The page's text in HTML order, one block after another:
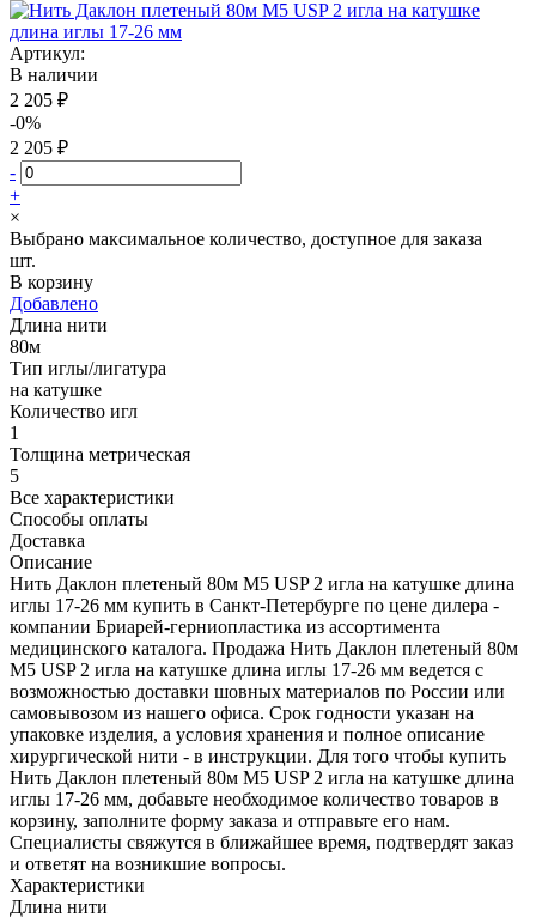
Артикул:
В наличии
2 205 ₽
-0%
2 205 ₽
-
+
×
Выбрано максимальное количество, доступное для заказа
шт.
В корзину
Добавлено
Длина нити
80м
Тип иглы/лигатура
на катушке
Количество игл
1
Толщина метрическая
5
Все характеристики
Способы оплаты
Доставка
Описание
Нить Даклон плетеный 80м М5 USP 2 игла на катушке длина
иглы 17-26 мм купить в Санкт-Петербурге по цене дилера -
компании Бриарей-герниопластика из ассортимента
медицинского каталога. Продажа Нить Даклон плетеный 80м
М5 USP 2 игла на катушке длина иглы 17-26 мм ведется с
возможностью доставки шовных материалов по России или
самовывозом из нашего офиса. Срок годности указан на
упаковке изделия, а условия хранения и полное описание
хирургической нити - в инструкции. Для того чтобы купить
Нить Даклон плетеный 80м М5 USP 2 игла на катушке длина
иглы 17-26 мм, добавьте необходимое количество товаров в
корзину, заполните форму заказа и отправьте его нам.
Специалисты свяжутся в ближайшее время, подтвердят заказ
и ответят на возникшие вопросы.
Характеристики
Длина нити